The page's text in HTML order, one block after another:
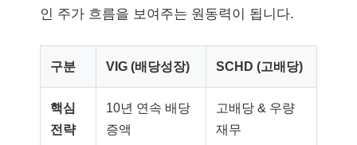
인 주가 흐름을 보여주는 원동력이 됩니다.
구분 VIG (배당성장) SCHD (고배당)
핵심
전략
10년 연속 배당
증액
고배당 & 우량
재무